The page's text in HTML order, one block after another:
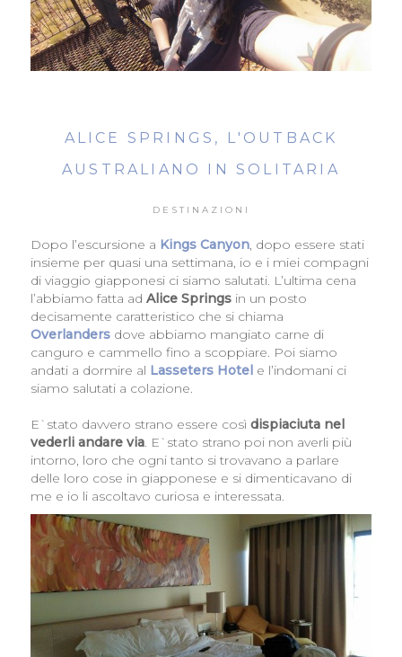
ALICE SPRINGS, L'OUTBACK
AUSTRALIANO IN SOLITARIA
DESTINAZIONI
Dopo l’escursione a Kings Canyon, dopo essere stati
insieme per quasi una settimana, io e i miei compagni
di viaggio giapponesi ci siamo salutati. L’ultima cena
l’abbiamo fatta ad Alice Springsin un posto
decisamente caratteristico che si chiama
Overlandersdove abbiamo mangiato carne di
canguro e cammello fino a scoppiare. Poi siamo
andati a dormire al Lasseters Hotele l’indomani ci
siamo salutati a colazione.
E`stato davvero strano essere così dispiaciuta nel
vederli andare via. E`stato strano poi non averli più
intorno, loro che ogni tanto si trovavano a parlare
delle loro cose in giapponese e si dimenticavano di
me e io li ascoltavo curiosa e interessata.